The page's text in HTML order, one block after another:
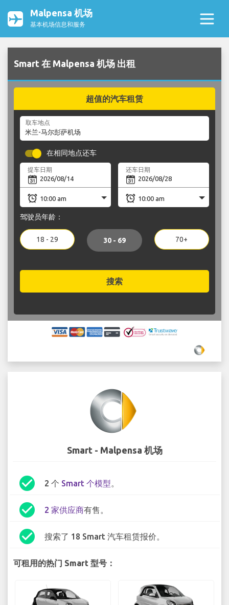
Malpensa 机场
基本机场信息和服务
Smart 在 Malpensa 机场 出租
超值的汽车租赁
取车地点
在相同地点还车
提车日期 还车日期
驾驶员年龄：
18 - 29 30 - 69 70+
搜索
Smart - Malpensa 机场
check_circle 2 个 Smart 个模型。
check_circle 2 家供应商有售。
check_circle 搜索了 18 Smart 汽车租赁报价。
可租用的热门 Smart 型号：